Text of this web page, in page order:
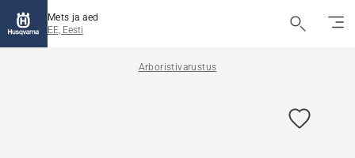
Mets ja aed
EE, Eesti
Arboristivarustus